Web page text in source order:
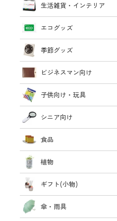
生活雑貨・インテリア
エコグッズ
季節グッズ
ビジネスマン向け
子供向け・玩具
シニア向け
食品
植物
ギフト(小物)
傘・雨具